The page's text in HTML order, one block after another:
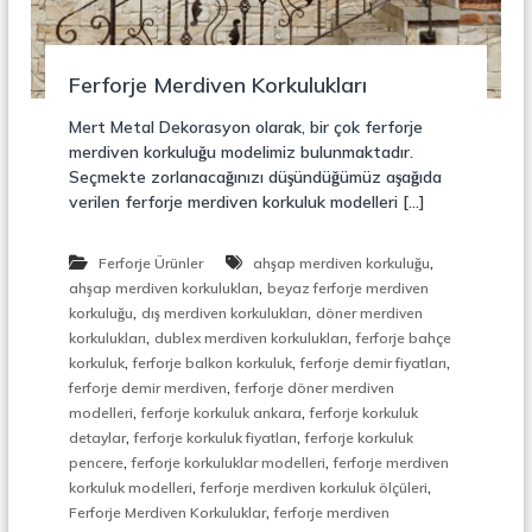
o
n
r
ü
k
i
o
n
,
Ç
i
k
M
d
i
v
e
n
e
Ferforje Merdiven Korkulukları
Mert Metal Dekorasyon olarak, bir çok ferforje
merdiven korkuluğu modelimiz bulunmaktadır.
Seçmekte zorlanacağınızı düşündüğümüz aşağıda
verilen ferforje merdiven korkuluk modelleri […]
Ferforje Ürünler ahşap merdiven korkuluğu,
ahşap merdiven korkulukları, beyaz ferforje merdiven
korkuluğu, dış merdiven korkulukları, döner merdiven
korkulukları, dublex merdiven korkulukları,ferforje bahçe
korkuluk,ferforje balkon korkuluk,ferforje demir fiyatları,
ferforje demir merdiven,ferforje döner merdiven
modelleri,ferforje korkuluk ankara,ferforje korkuluk
detaylar,ferforje korkuluk fiyatları,ferforje korkuluk
pencere,ferforje korkuluklar modelleri,ferforje merdiven
korkuluk modelleri,ferforje merdiven korkuluk ölçüleri,
Ferforje Merdiven Korkuluklar,ferforje merdiven